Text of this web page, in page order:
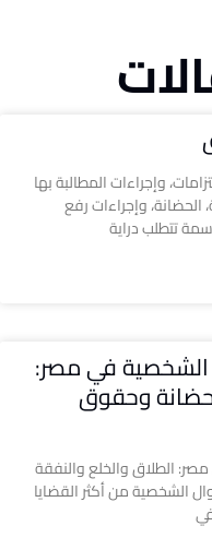
وإجراءات المطالبة بها
وإجراءات رفع
تتطلب دراية
الشخصية في مصر:
وحقوق
الطلاق والخلع والنفقة
الشخصية من أكثر القضايا